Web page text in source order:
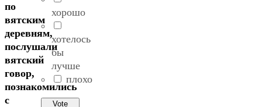
по
вятским
деревням,
послушали
вятский
говор,
познакомились
с
хорошо
хотелось
бы
лучше
плохо